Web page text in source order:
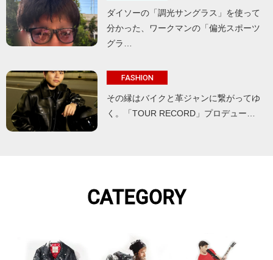
ダイソーの「調光サングラス」を使って
分かった、ワークマンの「偏光スポーツ
グラ…
FASHION
その縁はバイクと革ジャンに繋がってゆ
く。「TOUR RECORD」プロデュー…
CATEGORY